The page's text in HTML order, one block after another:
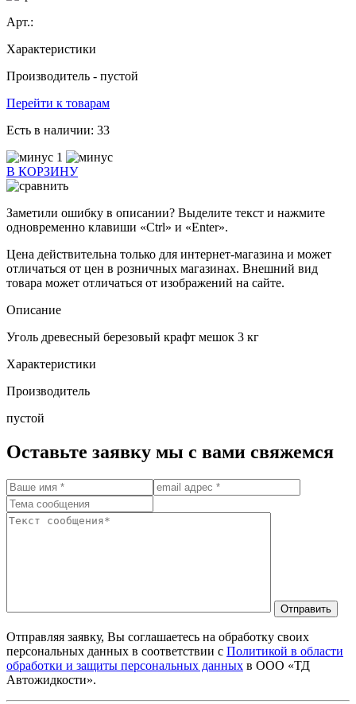
Арт.:
Характеристики
Производитель - пустой
Перейти к товарам
Есть в наличии: 33
1
В КОРЗИНУ
Заметили ошибку в описании? Выделите текст и нажмите
одновременно клавиши «Ctrl» и «Enter».
Цена действительна только для интернет-магазина и может
отличаться от цен в розничных магазинах. Внешний вид
товара может отличаться от изображений на сайте.
Описание
Уголь древесный березовый крафт мешок 3 кг
Характеристики
Производитель
пустой
Оставьте заявку мы с вами свяжемся
Отправить
Отправляя заявку, Вы соглашаетесь на обработку своих
персональных данных в соответствии с Политикой в области
обработки и защиты персональных данных в ООО «ТД
Автожидкости».